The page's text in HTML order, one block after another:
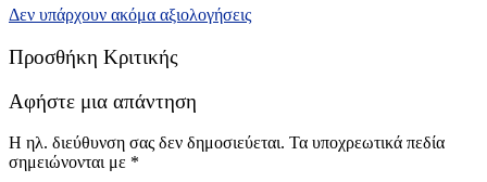
Δεν υπάρχουν ακόμα αξιολογήσεις
Προσθήκη Κριτικής
Αφήστε μια απάντηση
Η ηλ. διεύθυνση σας δεν δημοσιεύεται. Τα υποχρεωτικά πεδία
σημειώνονται με *